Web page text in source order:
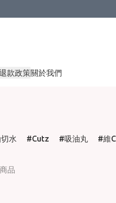
款政策關於我們
水 Cutz 吸油丸 維C
品